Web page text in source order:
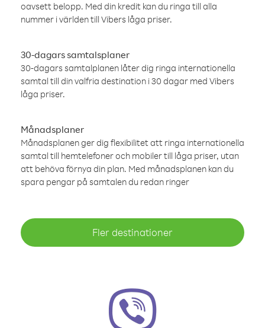
oavsett belopp. Med din kredit kan du ringa till alla
nummer i världen till Vibers låga priser.
30-dagars samtalsplaner
30-dagars samtalplanen låter dig ringa internationella
samtal till din valfria destination i 30 dagar med Vibers
låga priser.
Månadsplaner
Månadsplanen ger dig flexibilitet att ringa internationella
samtal till hemtelefoner och mobiler till låga priser, utan
att behöva förnya din plan. Med månadsplanen kan du
spara pengar på samtalen du redan ringer
Fler destinationer